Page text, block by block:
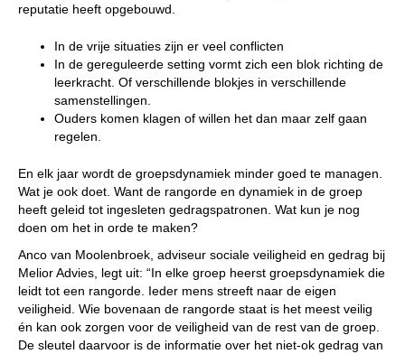
reputatie heeft opgebouwd.
In de vrije situaties zijn er veel conflicten
In de gereguleerde setting vormt zich een blok richting de
leerkracht. Of verschillende blokjes in verschillende
samenstellingen.
Ouders komen klagen of willen het dan maar zelf gaan
regelen.
En elk jaar wordt de groepsdynamiek minder goed te managen.
Wat je ook doet. Want de rangorde en dynamiek in de groep
heeft geleid tot ingesleten gedragspatronen. Wat kun je nog
doen om het in orde te maken?
Anco van Moolenbroek, adviseur sociale veiligheid en gedrag bij
Melior Advies, legt uit: “In elke groep heerst groepsdynamiek die
leidt tot een rangorde. Ieder mens streeft naar de eigen
veiligheid. Wie bovenaan de rangorde staat is het meest veilig
én kan ook zorgen voor de veiligheid van de rest van de groep.
De sleutel daarvoor is de informatie over het niet-ok gedrag van